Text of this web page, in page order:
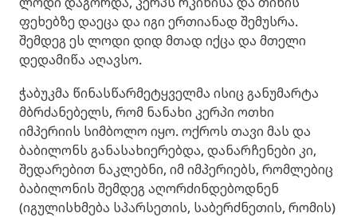
ფეხებზე დაეცა და იგი ერთიანად შემუსრა.
შემდეგ ეს ლოდი დიდ მთად იქცა და მთელი
დედამიწა აღავსო.
ჭაბუკმა წინასწარმეტყველმა ისიც განუმარტა
მბრძანებელს, რომ ნანახი კერპი ოთხი
იმპერიის სიმბოლო იყო. ოქროს თავი მას და
ბაბილონს განასახიერებდა, დანარჩენები კი,
შედარებით ნაკლებნი, იმ იმპერიებს, რომლებიც
ბაბილონის შემდეგ აღორძინდებოდნენ
(იგულისხმება სპარსეთის, საბერძნეთის, რომის)